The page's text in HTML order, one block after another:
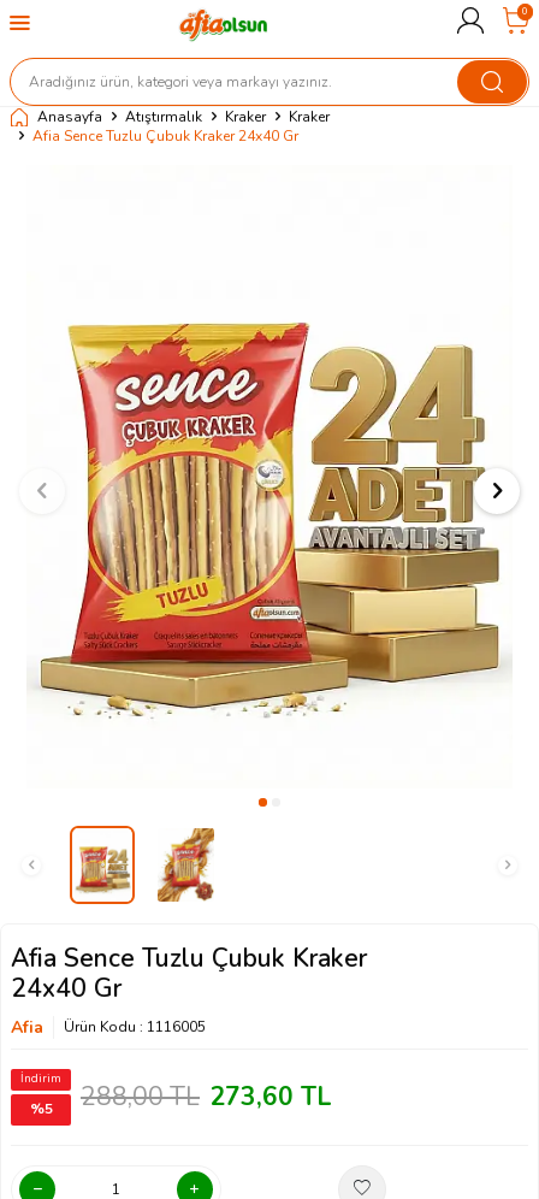
0
Anasayfa Atıştırmalık Kraker
Kraker
Afia Sence Tuzlu Çubuk Kraker 24x40 Gr
Afia Sence Tuzlu Çubuk Kraker
24x40 Gr
Afia Ürün Kodu : 1116005
İndirim
%5 288,00TL 273,60 TL